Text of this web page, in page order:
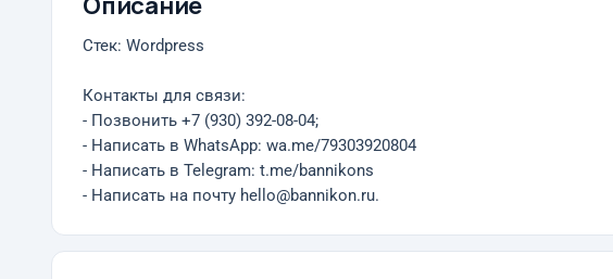
Стек: Wordpress
Контакты для связи:
- Позвонить +7 (930) 392-08-04;
- Написать в WhatsApp: wa.me/79303920804
- Написать в Telegram: t.me/bannikons
- Написать на почту hello@bannikon.ru.